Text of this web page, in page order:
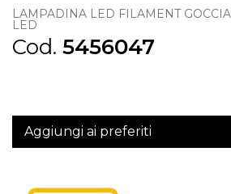
LAMPADINA LED FILAMENT
LED
Cod. 5456047
Aggiungi ai preferiti